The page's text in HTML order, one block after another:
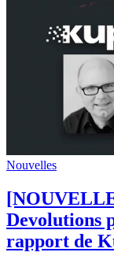
Nouvelles
Devolutions
rapport de